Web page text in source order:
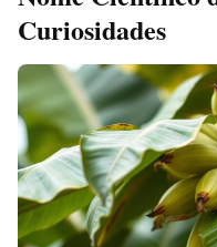
Curiosidades